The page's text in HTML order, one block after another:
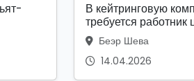
В кейтринговую
требуется работник
Беэр Шева
14.04.2026